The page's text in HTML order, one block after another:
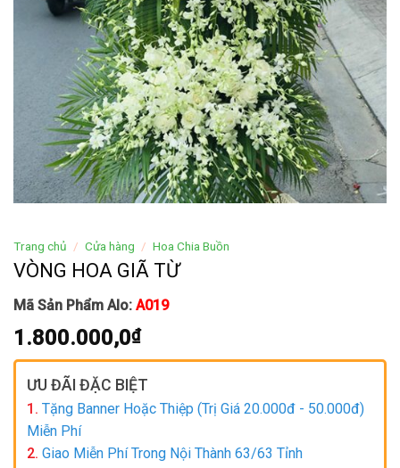
Trang chủ / Cửa hàng / Hoa Chia Buồn
VÒNG HOA GIÃ TỪ
Mã Sản Phẩm Alo: A019
1.800.000,0₫
ƯU ĐÃI ĐẶC BIỆT
1. Tặng Banner Hoặc Thiệp (Trị Giá 20.000đ - 50.000đ)
Miễn Phí
2. Giao Miễn Phí Trong Nội Thành 63/63 Tỉnh